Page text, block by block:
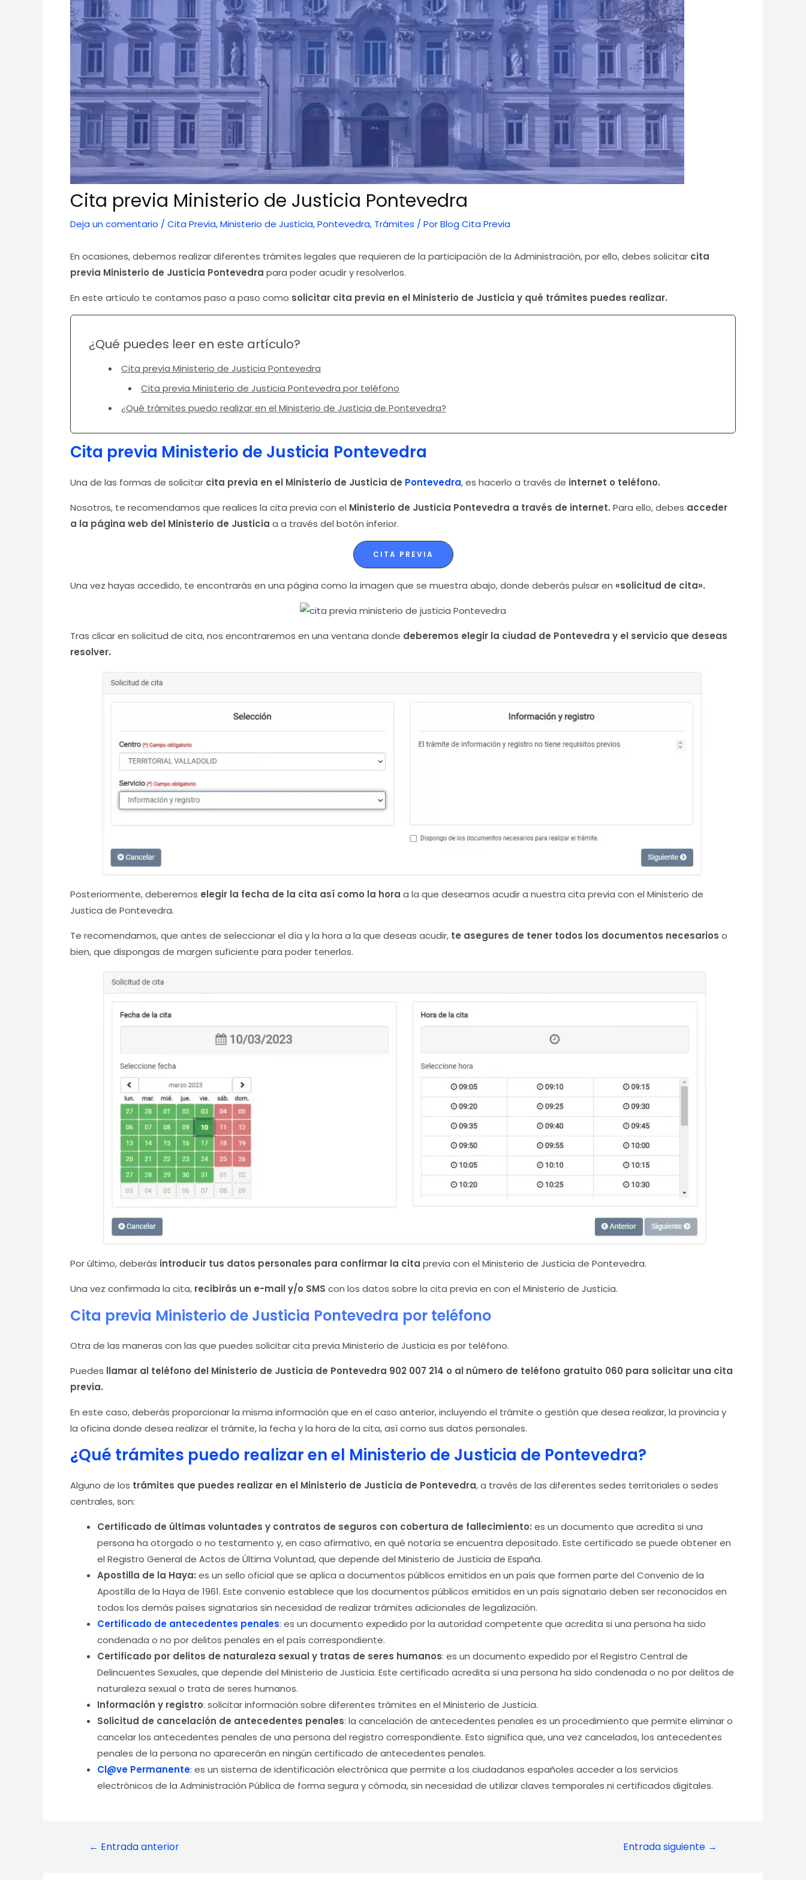
Cita previa Ministerio de Justicia Pontevedra
Deja un comentario / Cita Previa,Ministerio de Justicia,Pontevedra, Trámites / PorBlog Cita Previa
En ocasiones, debemos realizar diferentes trámites legales que requieren de la participación de la Administración, por ello, debes solicitar cita
previa Ministerio de Justicia Pontevedra para poder acudir y resolverlos.
En este artículo te contamos paso a paso como solicitar cita previa en el Ministerio de Justicia y qué trámites puedes realizar.
¿Qué puedes leer en este artículo?
Cita previa Ministerio de Justicia Pontevedra
Cita previa Ministerio de Justicia Pontevedra por teléfono
¿Qué trámites puedo realizar en el Ministerio de Justicia de Pontevedra?
Cita previa Ministerio de Justicia Pontevedra
Una de las formas de solicitar cita previa en el Ministerio de Justicia de Pontevedra, es hacerlo a través de internet o teléfono.
Nosotros, te recomendamos que realices la cita previa con el Ministerio de Justicia Pontevedra a través de internet. Para ello, debes acceder
a la página web del Ministerio de Justicia a a través del botón inferior.
CITA PREVIA
Una vez hayas accedido, te encontrarás en una página como la imagen que se muestra abajo, donde deberás pulsar en «solicitud de cita».
Tras clicar en solicitud de cita, nos encontraremos en una ventana donde deberemos elegir la ciudad de Pontevedra y el servicio que deseas
resolver.
Posteriormente, deberemos elegir la fecha de la cita así como la hora a la que deseamos acudir a nuestra cita previa con el Ministerio de
Justica de Pontevedra.
Te recomendamos, que antes de seleccionar el día y la hora a la que deseas acudir, te asegures de tener todos los documentos necesarios o
bien, que dispongas de margen suficiente para poder tenerlos.
Por último, deberás introducir tus datos personales para confirmar la cita previa con el Ministerio de Justicia de Pontevedra.
Una vez confirmada la cita, recibirás un e-mail y/o SMS con los datos sobre la cita previa en con el Ministerio de Justicia.
Cita previa Ministerio de Justicia Pontevedra por teléfono
Otra de las maneras con las que puedes solicitar cita previa Ministerio de Justicia es por teléfono.
Puedes llamar al teléfono del Ministerio de Justicia de Pontevedra 902 007 214 o al número de teléfono gratuito 060 para solicitar una cita
previa.
En este caso, deberás proporcionar la misma información que en el caso anterior, incluyendo el trámite o gestión que desea realizar, la provincia y
la oficina donde desea realizar el trámite, la fecha y la hora de la cita, así como sus datos personales.
¿Qué trámites puedo realizar en el Ministerio de Justicia de Pontevedra?
Alguno de los trámites que puedes realizar en el Ministerio de Justicia de Pontevedra, a través de las diferentes sedes territoriales o sedes
centrales, son:
Certificado de últimas voluntades y contratos de seguros con cobertura de fallecimiento: es un documento que acredita si una
persona ha otorgado o no testamento y, en caso afirmativo, en qué notaría se encuentra depositado. Este certificado se puede obtener en
el Registro General de Actos de Última Voluntad, que depende del Ministerio de Justicia de España.
Apostilla de la Haya: es un sello oficial que se aplica a documentos públicos emitidos en un país que formen parte del Convenio de la
Apostilla de la Haya de 1961. Este convenio establece que los documentos públicos emitidos en un país signatario deben ser reconocidos en
todos los demás países signatarios sin necesidad de realizar trámites adicionales de legalización.
Certificado de antecedentes penales: es un documento expedido por la autoridad competente que acredita si una persona ha sido
condenada o no por delitos penales en el país correspondiente.
Certificado por delitos de naturaleza sexual y tratas de seres humanos: es un documento expedido por el Registro Central de
Delincuentes Sexuales, que depende del Ministerio de Justicia. Este certificado acredita si una persona ha sido condenada o no por delitos de
naturaleza sexual o trata de seres humanos.
Información y registro: solicitar información sobre diferentes trámites en el Ministerio de Justicia.
Solicitud de cancelación de antecedentes penales: la cancelación de antecedentes penales es un procedimiento que permite eliminar o
cancelar los antecedentes penales de una persona del registro correspondiente. Esto significa que, una vez cancelados, los antecedentes
penales de la persona no aparecerán en ningún certificado de antecedentes penales.
Cl@ve Permanente: es un sistema de identificación electrónica que permite a los ciudadanos españoles acceder a los servicios
electrónicos de la Administración Pública de forma segura y cómoda, sin necesidad de utilizar claves temporales ni certificados digitales.
Navegación
← Entrada anterior Entrada siguiente →